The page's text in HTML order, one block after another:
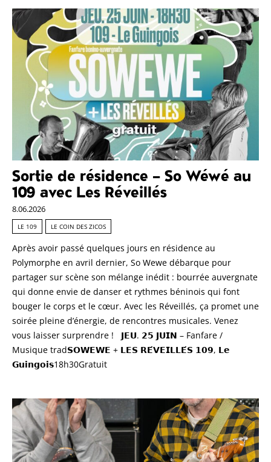
Sortie de résidence – So Wéwé au
109 avec Les Réveillés
8.06.2026
LE 109 LE COIN DES ZICOS
Après avoir passé quelques jours en résidence au
Polymorphe en avril dernier, So Wewe débarque pour
partager sur scène son mélange inédit : bourrée auvergnate
qui donne envie de danser et rythmes béninois qui font
bouger le corps et le cœur. Avec les Réveillés, ça promet une
soirée pleine d’énergie, de rencontres musicales. Venez
vous laisser surprendre ! 𝗝𝗘𝗨. 𝟮𝟱 𝗝𝗨𝗜𝗡 – Fanfare /
Musique trad𝗦𝗢𝗪𝗘𝗪𝗘 + 𝗟𝗘𝗦 𝗥𝗘́𝗩𝗘𝗜𝗟𝗟𝗘́𝗦 𝟭𝟬𝟵, 𝗟𝗲
𝗚𝘂𝗶𝗻𝗴𝗼𝗶𝘀18h30Gratuit